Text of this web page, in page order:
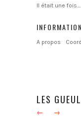
Il était une fois....
A propos
LES
← →